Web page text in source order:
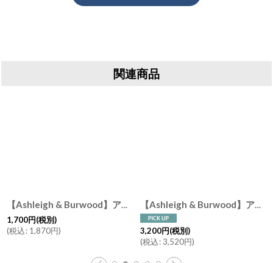
関連商品
【Ashleigh & Burwood】アシュレイ＆バーウッド 消臭 フレグランスオイル ニュートラル 無香 250ml Neutral フレグランスフリー イギリス製
1,700円(税別)
(税込: 1,870円)
【Ashleigh & Burwood】アシュレイ＆バーウッド フレグランスオイル ピンクピオニー＆ムスク 500ml Pink Peony & Musk イギリス
3,200円(税別)
(税込: 3,520円)